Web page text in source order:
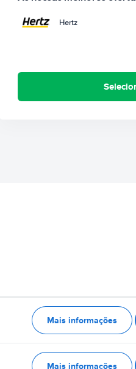
Hertz
Mais informações
Mais informações